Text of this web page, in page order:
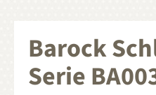
Barock
Serie